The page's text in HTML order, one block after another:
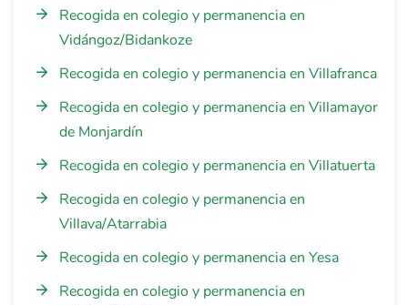
Recogida en colegio y permanencia en
Vidángoz/Bidankoze
Recogida en colegio y permanencia en Villafranca
Recogida en colegio y permanencia en Villamayor
de Monjardín
Recogida en colegio y permanencia en Villatuerta
Recogida en colegio y permanencia en
Villava/Atarrabia
Recogida en colegio y permanencia en Yesa
Recogida en colegio y permanencia en